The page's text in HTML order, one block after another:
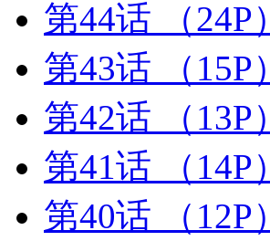
第44话
（24P）
第43话
（15P）
第42话
（13P）
第41话
（14P）
第40话
（12P）